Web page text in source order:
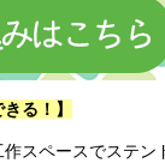
る！】
スペースでステン